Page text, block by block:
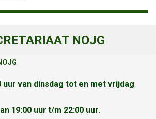
NOJG
uur van dinsdag tot en met vrijdag
19:00 uur t/m 22:00 uur.